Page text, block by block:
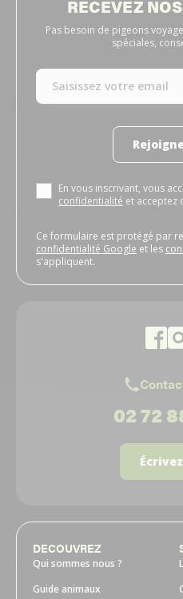
RECEVEZ
Pas besoin de pigeons
spéciales,
En vous inscrivant, vous
confidentialité et acceptez
Ce formulaire est protégé par
confidentialité Google et les
s'appliquent.
02 72
DECOUVREZ
Qui sommes nous ?
Guide animaux